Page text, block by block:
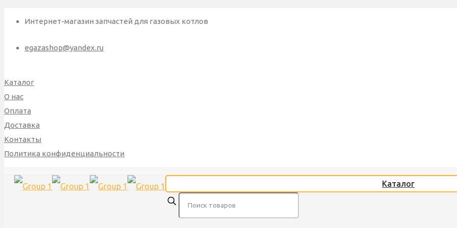
Интернет-магазин запчастей для газовых котлов
egazashop@yandex.ru
Каталог
О нас
Оплата
Доставка
Контакты
Политика конфиденциальности
Каталог